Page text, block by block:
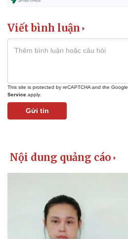
Viết bình luận
This site is protected by reCAPTCHA and the Google
Service apply.
Gửi tin